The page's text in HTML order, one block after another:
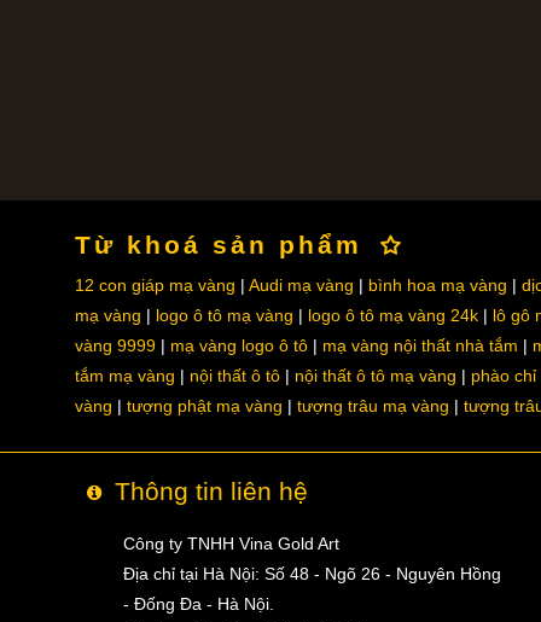
Từ khoá sản phẩm
12 con giáp mạ vàng Audi mạ vàng bình hoa mạ vàng
mạ vàng
logo ô tô mạ vàng logo ô tô mạ vàng 24k
lô gô
vàng 9999
mạ vàng logo ô tô mạ vàng nội thất nhà tắm
tắm mạ vàng
nội thất ô tô nội thất ô tô mạ vàng
phào chỉ
vàng
tượng phật mạ vàng tượng trâu mạ vàng tượng
Thông tin liên hệ
Công ty TNHH Vina Gold Art
Địa chỉ tại Hà Nội: Số 48 - Ngõ 26 - Nguyên Hồng
- Đống Đa - Hà Nội.